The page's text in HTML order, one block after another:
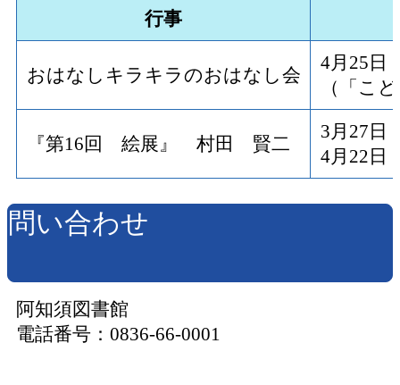
行事
おはなしキラキラのおはなし会
4月25日
（「こ
『第16回 絵展』 村田 賢二
3月27日
4月22日
問い合わせ
阿知須図書館
電話番号：0836-66-0001